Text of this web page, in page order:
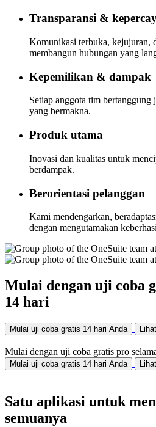
Transparansi &
Komunikasi terbuka, kejujuran,
membangun hubungan yang
Kepemilikan & dampak
Setiap anggota tim
yang bermakna.
Produk utama
Inovasi dan kualitas untuk
berdampak.
Berorientasi pelanggan
Kami mendengarkan,
dengan mengutamakan
Mulai dengan uji coba
14 hari
Mulai uji coba gratis 14 hari Anda
Mulai dengan uji coba gratis pro
Mulai uji coba gratis 14 hari Anda
Satu aplikasi untuk
semuanya